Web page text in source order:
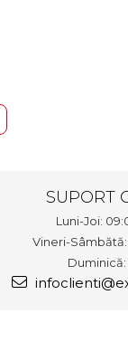
SUPORT
Luni-Joi:
Vineri-